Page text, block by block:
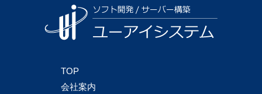
TOP
会社案内